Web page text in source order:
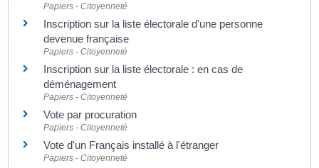
Papiers - Citoyenneté
Inscription sur la liste électorale d'une personne
devenue française
Papiers - Citoyenneté
Inscription sur la liste électorale : en cas de
déménagement
Papiers - Citoyenneté
Vote par procuration
Papiers - Citoyenneté
Vote d'un Français installé à l'étranger
Papiers - Citoyenneté